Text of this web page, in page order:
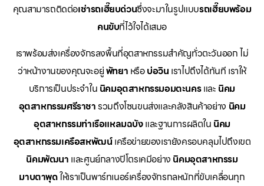
คุณสามารถติดต่อเช่ารถเฮี๊ยบด่วนซึ่งจะมาในรูปแบบรถเฮี๊ยบพร้อม
คนขับที่ไว้ใจได้เสมอ
เราพร้อมส่งเครื่องจักรลงพื้นที่อุตสาหกรรมสำคัญทั่วตะวันออก ไม่
ว่าหน้างานของคุณจะอยู่พัทยา หรือบ่อวิน เราไปถึงได้ทันที เราให้
บริการเป็นประจำใน นิคมอุตสาหกรรมอมตะนครและ นิคม
อุตสาหกรรมศรีราชารวมถึงโซนขนส่งและคลังสินค้าอย่าง นิคม
อุตสาหกรรมท่าเรือแหลมฉบังและฐานการผลิตใน นิคม
อุตสาหกรรมเครือสหพัฒน์เครือข่ายของเรายังครอบคลุมไปถึงเขต
นิคมพัฒนา และศูนย์กลางปิโตรเคมีอย่าง นิคมอุตสาหกรรม
มาบตาพุดให้เราเป็นพาร์ทเนอร์เครื่องจักรกลหนักที่ขับเคลื่อนทุก